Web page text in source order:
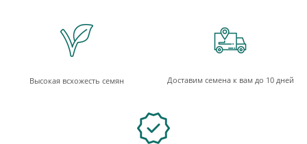
Высокая всхожесть семян Доставим семена к вам до 10 дней